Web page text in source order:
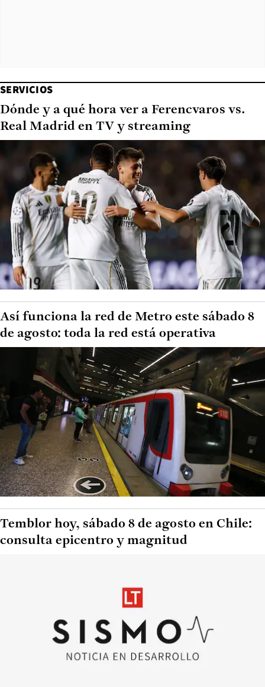
SERVICIOS
Dónde y a qué hora ver a Ferencvaros vs.
Real Madrid en TV y streaming
Así funciona la red de Metro este sábado 8
de agosto: toda la red está operativa
Temblor hoy, sábado 8 de agosto en Chile:
consulta epicentro y magnitud